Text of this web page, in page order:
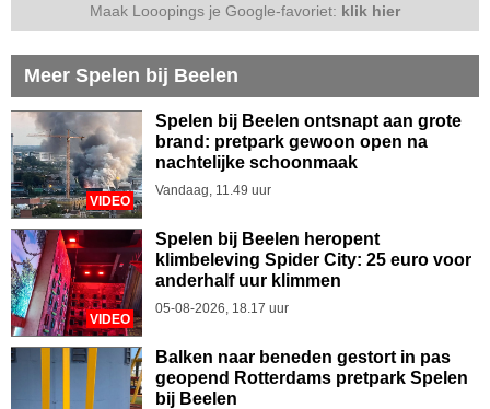
Maak Looopings je Google-favoriet: klik hier
Meer Spelen bij Beelen
VIDEO
Spelen bij Beelen ontsnapt aan grote
brand: pretpark gewoon open na
nachtelijke schoonmaak
Vandaag, 11.49 uur
VIDEO
Spelen bij Beelen heropent
klimbeleving Spider City: 25 euro voor
anderhalf uur klimmen
05-08-2026, 18.17 uur
Balken naar beneden gestort in pas
geopend Rotterdams pretpark Spelen
bij Beelen